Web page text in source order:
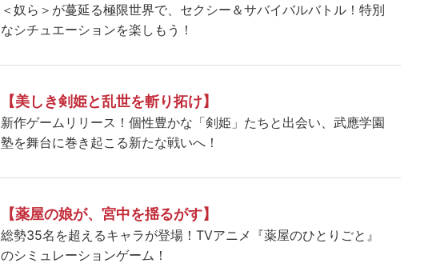
＜奴ら＞が蔓延る極限世界で、セクシー＆サバイバルバトル！特別
なシチュエーションを楽しもう！
【美しき剣姫と乱世を斬り拓け】
新作ゲームリリース！個性豊かな「剣姫」たちと出会い、武應学園
塾を舞台に巻き起こる新たな戦いへ！
【薬屋の娘が、宮中を揺るがす】
総勢35名を超えるキャラが登場！TVアニメ『薬屋のひとりごと』
のシミュレーションゲーム！